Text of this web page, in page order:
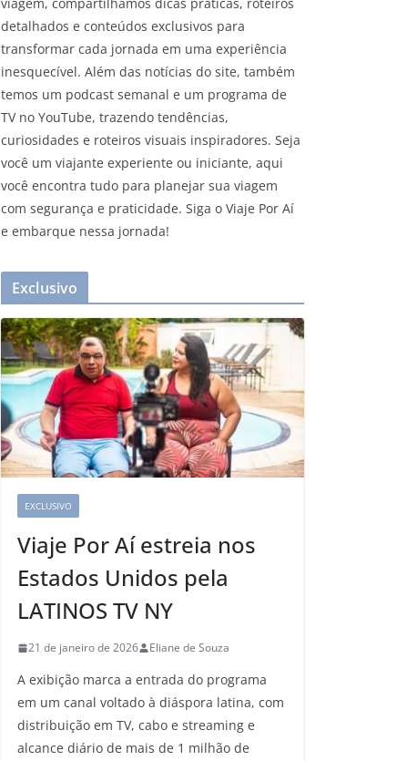
detalhados e conteúdos exclusivos para
transformar cada jornada em uma experiência
inesquecível. Além das notícias do site, também
temos um podcast semanal e um programa de
TV no YouTube, trazendo tendências,
curiosidades e roteiros visuais inspiradores. Seja
você um viajante experiente ou iniciante, aqui
você encontra tudo para planejar sua viagem
com segurança e praticidade. Siga o Viaje Por Aí
e embarque nessa jornada!
Exclusivo
EXCLUSIVO
Viaje Por Aí estreia nos
Estados Unidos pela
LATINOS TV NY
21 de janeiro de 2026 Eliane de Souza
A exibição marca a entrada do programa
em um canal voltado à diáspora latina, com
distribuição em TV, cabo e streaming e
alcance diário de mais de 1 milhão de